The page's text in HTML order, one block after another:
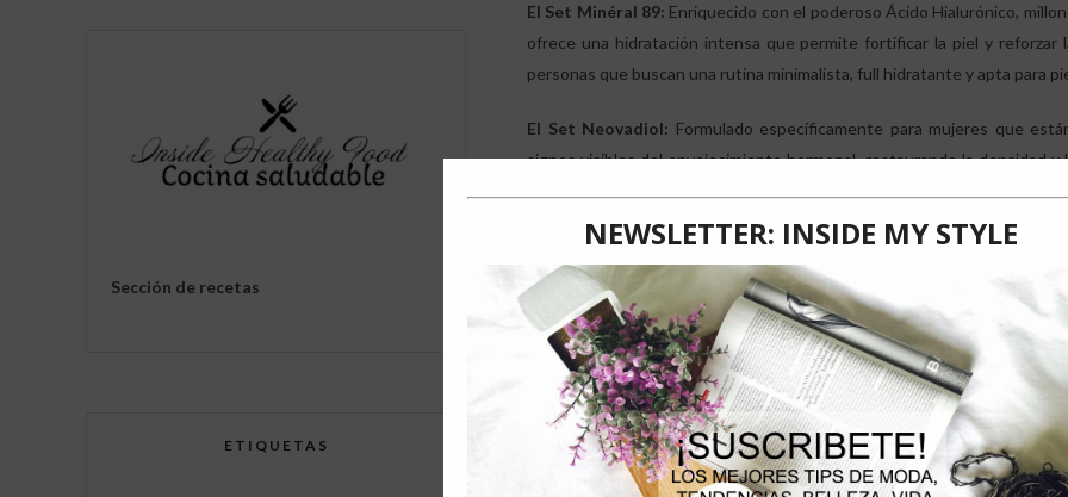
El Set Minéral 89: Enriquecido con el poderoso Ácido Hialurónico,
ofrece una hidratación intensa que permite fortificar la piel y reforzar
personas que buscan una rutina minimalista, full hidratante y apta para
El Set Neovadiol: Formulado específicamente para mujeres que
signos visibles del envejecimiento hormonal, restaurando la densidad y
El Set HA Epidermic Filler:Para prevenir la aparición de arrugas y
con ácido hialurónico, y no cualquiera. Liftactiv HA Epidermic
concentración de activos, que además complementa Vitamina C y
rostro y contorno de ojos.
El Set B3 Serum Anti Manchas: Desarrollado con una innovadora
exfoliantes, combate eficazmente las manchas oscuras y unifica el
uniforme.
Sección de recetas
ETIQUETAS